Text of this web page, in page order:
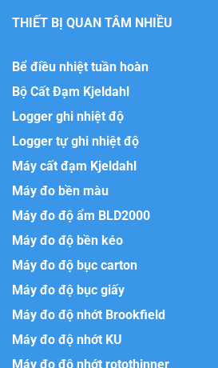
THIẾT BỊ QUAN TÂM NHIỀU
Bể điều nhiệt tuần hoàn
Bộ Cất Đạm Kjeldahl
Logger ghi nhiệt độ
Logger tự ghi nhiệt độ
Máy cất đạm Kjeldahl
Máy đo bền màu
Máy đo độ ẩm BLD2000
Máy đo độ bền kéo
Máy đo độ bục carton
Máy đo độ bục giấy
Máy đo độ nhớt Brookfield
Máy đo độ nhớt KU
Máy đo độ nhớt rotothinner